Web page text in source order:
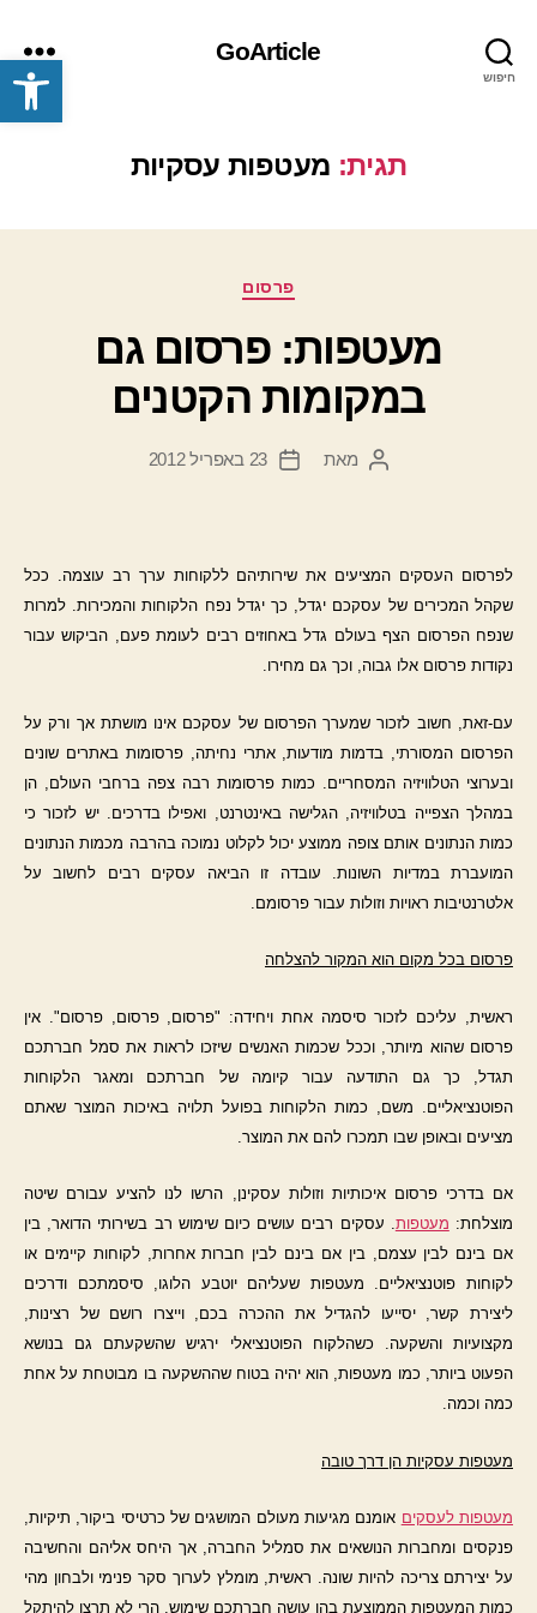
פתח סרגל נגישות חיפוש
GoArticle
תפריט
תגית: מעטפות עסקיות
קטגוריותפרסום
מעטפות: פרסום גם
במקומות הקטנים
המחבר
מאת
תאריך
23 באפריל 2012
לפרסום העסקים המציעים את שירותיהם ללקוחות ערך רב עוצמה. ככל
שקהל המכירים של עסקכם יגדל, כך יגדל נפח הלקוחות והמכירות. למרות
שנפח הפרסום הצף בעולם גדל באחוזים רבים לעומת פעם, הביקוש עבור
נקודות פרסום אלו גבוה, וכך גם מחירו.
עם-זאת, חשוב לזכור שמערך הפרסום של עסקכם אינו מושתת אך ורק על
הפרסום המסורתי, בדמות מודעות, אתרי נחיתה, פרסומות באתרים שונים
ובערוצי הטלוויזיה המסחריים. כמות פרסומות רבה צפה ברחבי העולם, הן
במהלך הצפייה בטלוויזיה, הגלישה באינטרנט, ואפילו בדרכים. יש לזכור כי
כמות הנתונים אותם צופה ממוצע יכול לקלוט נמוכה בהרבה מכמות הנתונים
המועברת במדיות השונות. עובדה זו הביאה עסקים רבים לחשוב על
אלטרנטיבות ראויות וזולות עבור פרסומם.
פרסום בכל מקום הוא המקור להצלחה
ראשית, עליכם לזכור סיסמה אחת ויחידה: "פרסום, פרסום, פרסום". אין
פרסום שהוא מיותר, וככל שכמות האנשים שיזכו לראות את סמל חברתכם
תגדל, כך גם התודעה עבור קיומה של חברתכם ומאגר הלקוחות
הפוטנציאליים. משם, כמות הלקוחות בפועל תלויה באיכות המוצר שאתם
מציעים ובאופן שבו תמכרו להם את המוצר.
אם בדרכי פרסום איכותיות וזולות עסקינן, הרשו לנו להציע עבורם שיטה
מוצלחת: מעטפות. עסקים רבים עושים כיום שימוש רב בשירותי הדואר, בין
אם בינם לבין עצמם, בין אם בינם לבין חברות אחרות, לקוחות קיימים או
לקוחות פוטנציאליים. מעטפות שעליהם יוטבע הלוגו, סיסמתכם ודרכים
ליצירת קשר, יסייעו להגדיל את ההכרה בכם, וייצרו רושם של רצינות,
מקצועיות והשקעה. כשהלקוח הפוטנציאלי ירגיש שהשקעתם גם בנושא
הפעוט ביותר, כמו מעטפות, הוא יהיה בטוח שההשקעה בו מבוטחת על אחת
כמה וכמה.
מעטפות עסקיות הן דרך טובה
מעטפות לעסקים אומנם מגיעות מעולם המושגים של כרטיסי ביקור, תיקיות,
פנקסים ומחברות הנושאים את סמליל החברה, אך היחס אליהם והחשיבה
על יצירתם צריכה להיות שונה. ראשית, מומלץ לערוך סקר פנימי ולבחון מהי
כמות המעטפות הממוצעת בהן עושה חברתכם שימוש. הרי לא תרצו להיתקל